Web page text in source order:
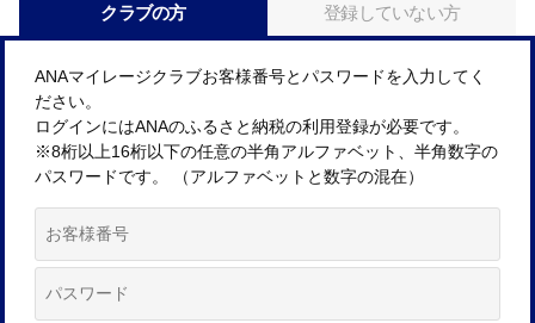
クラブの方
登録していない方
ANAマイレージクラブお客様番号とパスワードを入力してく
ださい。
ログインにはANAのふるさと納税の利用登録が必要です。
※8桁以上16桁以下の任意の半角アルファベット、半角数字の
パスワードです。 （アルファベットと数字の混在）